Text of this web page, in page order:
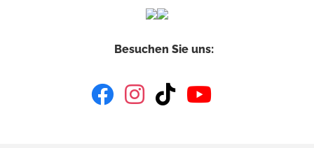
Besuchen Sie uns: